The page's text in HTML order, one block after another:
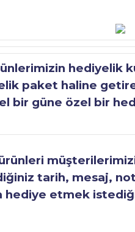
hediyelik
paket haline
bir güne özel bir
tarih, mesaj,
hediye etmek